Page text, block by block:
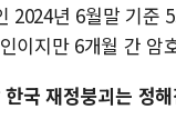
2024년 6월말 기준
이지만 6개월 간 암
국 재정붕괴는 정